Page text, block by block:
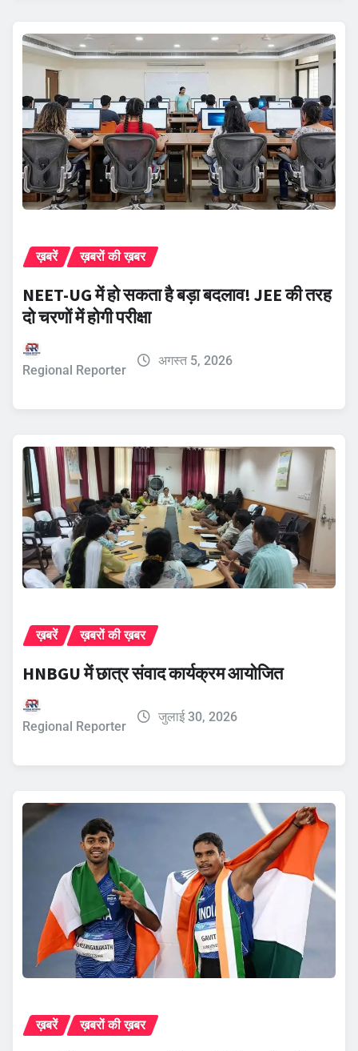
ख़बरें ख़बरों की ख़बर
NEET-UG में हो सकता है बड़ा बदलाव! JEE की तरह
दो चरणों में होगी परीक्षा
Regional Reporter
अगस्त 5, 2026
ख़बरें ख़बरों की ख़बर
HNBGU में छात्र संवाद कार्यक्रम आयोजित
Regional Reporter
जुलाई 30, 2026
ख़बरें ख़बरों की ख़बर